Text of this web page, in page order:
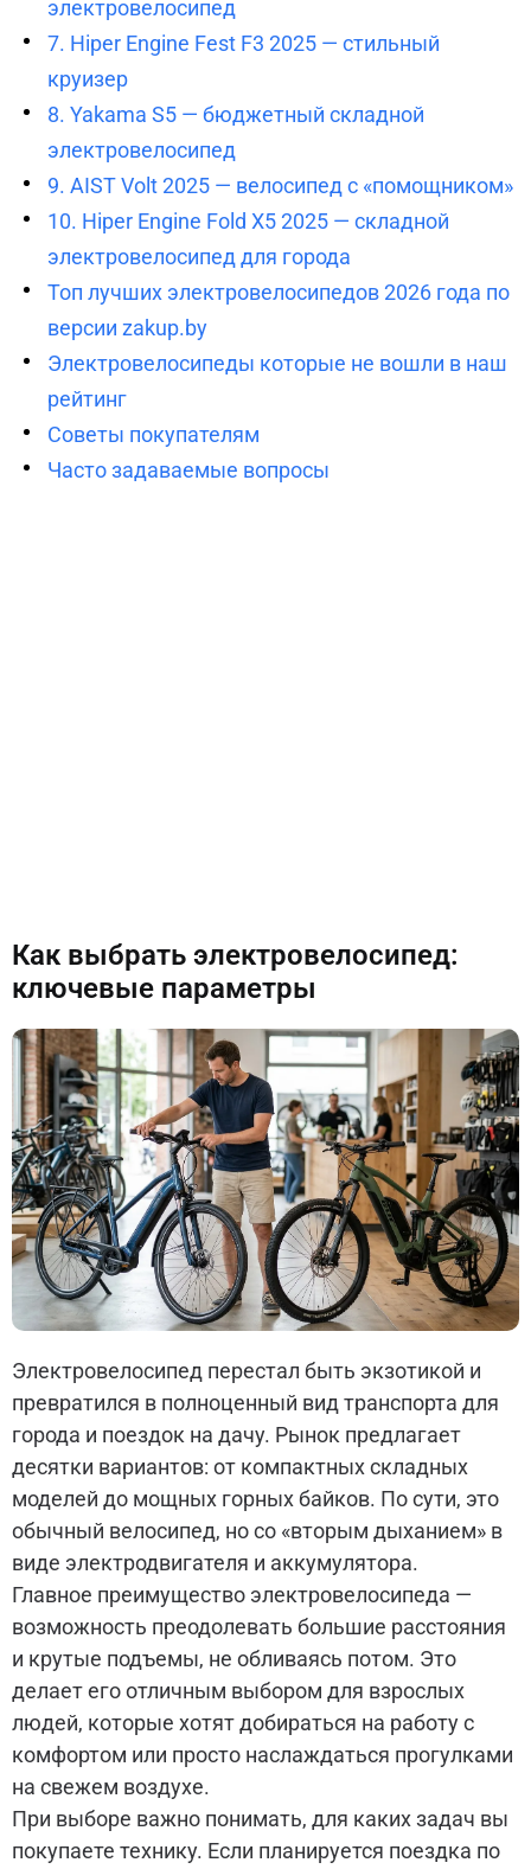
электровелосипед
7. Hiper Engine Fest F3 2025 — стильный
круизер
8. Yakama S5 — бюджетный складной
электровелосипед
9. AIST Volt 2025 — велосипед с «помощником»
10. Hiper Engine Fold X5 2025 — складной
электровелосипед для города
Топ лучших электровелосипедов 2026 года по
версии zakup.by
Электровелосипеды которые не вошли в наш
рейтинг
Советы покупателям
Часто задаваемые вопросы
Как выбрать электровелосипед:
ключевые параметры
Электровелосипед перестал быть экзотикой и
превратился в полноценный вид транспорта для
города и поездок на дачу. Рынок предлагает
десятки вариантов: от компактных складных
моделей до мощных горных байков. По сути, это
обычный велосипед, но со «вторым дыханием» в
виде электродвигателя и аккумулятора.
Главное преимущество электровелосипеда —
возможность преодолевать большие расстояния
и крутые подъемы, не обливаясь потом. Это
делает его отличным выбором для взрослых
людей, которые хотят добираться на работу с
комфортом или просто наслаждаться прогулками
на свежем воздухе.
При выборе важно понимать, для каких задач вы
покупаете технику. Если планируется поездка по